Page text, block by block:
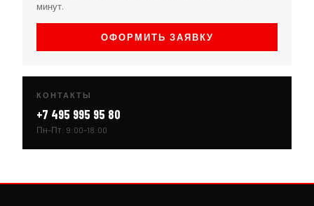
минут.
ОФОРМИТЬ ЗАЯВКУ
КОНТАКТЫ
+7 495 995 95 80
Пн–Пт: 9:00–18:00